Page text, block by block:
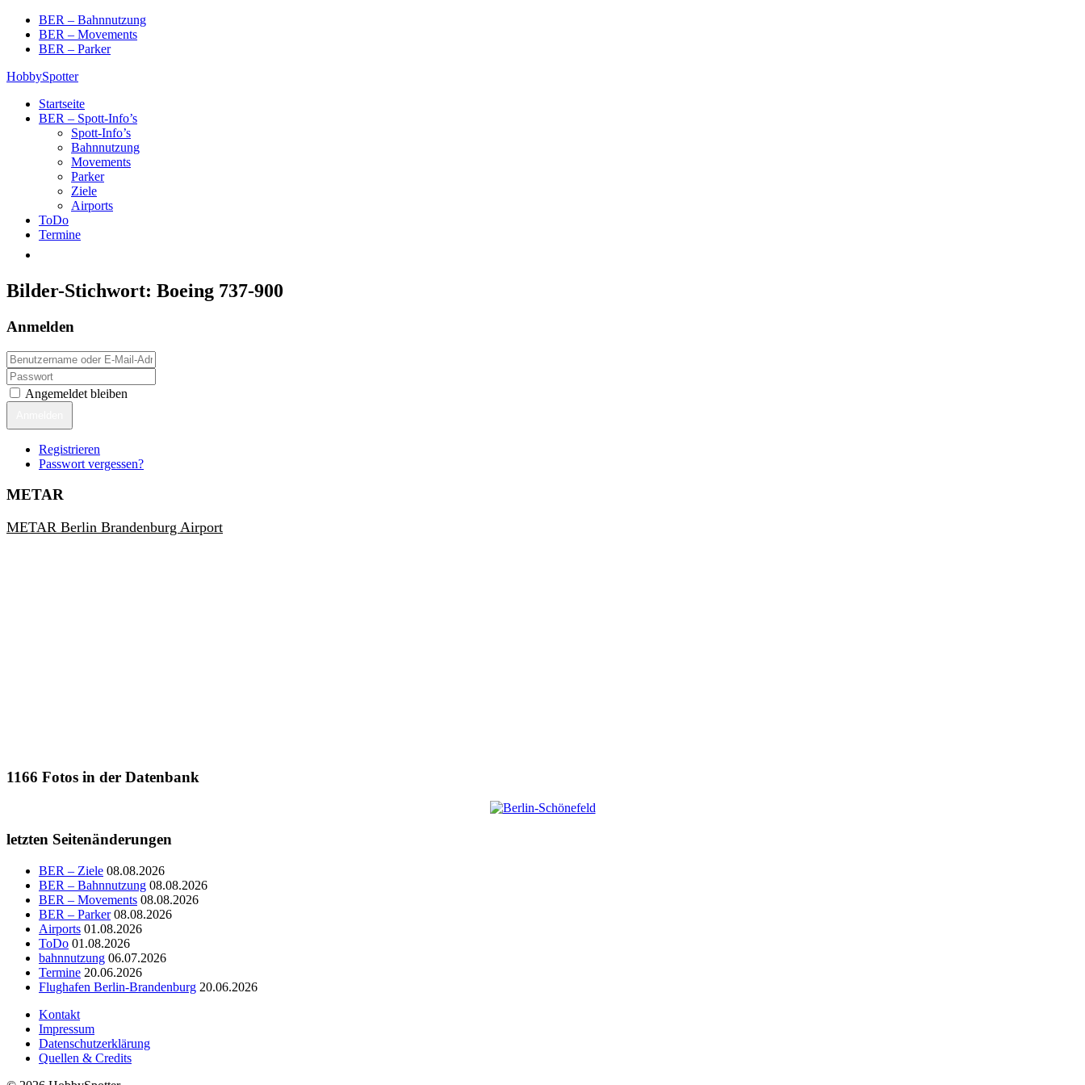
Skip
content
BER – Bahnnutzung
BER – Movements
BER – Parker
HobbySpotter
Startseite
BER – Spott-Info’s
Spott-Info’s
Bahnnutzung
Movements
Parker
Ziele
Airports
ToDo
Termine
Bilder-Stichwort: Boeing 737-900
Anmelden
Angemeldet bleiben
Registrieren
Passwort vergessen?
METAR
METAR Berlin Brandenburg Airport
1166 Fotos in der Datenbank
letzten Seitenänderungen
BER – Ziele 08.08.2026
BER – Bahnnutzung 08.08.2026
BER – Movements 08.08.2026
BER – Parker 08.08.2026
Airports 01.08.2026
ToDo 01.08.2026
bahnnutzung 06.07.2026
Termine 20.06.2026
Flughafen Berlin-Brandenburg 20.06.2026
Kontakt
Impressum
Datenschutzerklärung
Quellen & Credits